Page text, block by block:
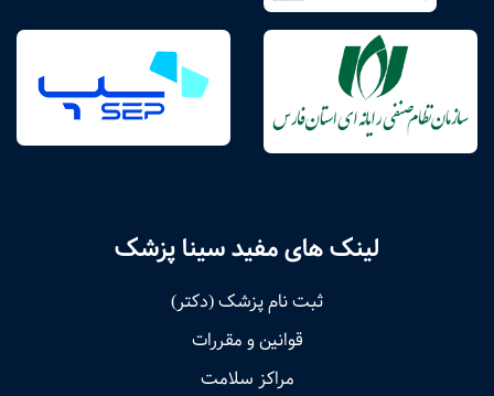
لینک های مفید سینا پزشک
ثبت نام پزشک (دکتر)
قوانین و مقررات
مراکز سلامت